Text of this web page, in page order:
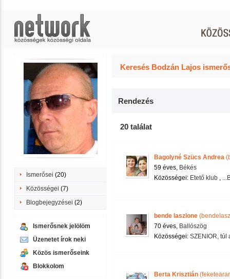
Ismerősei (20)
Közösségei (7)
Blogbejegyzései (2)
Ismerősnek jelölöm
Üzenetet írok neki
Közös ismerőseink
Blokkolom
Keresés Bodzán Lajos
Rendezés
20 találat
Bagolyné Szücs Andrea
59 éves, Békés
Közösségei: Etető klub ,
bende laszlone
70 éves, Ballószög
Közösségei: SZENIOR, túl
Berta Krisztián